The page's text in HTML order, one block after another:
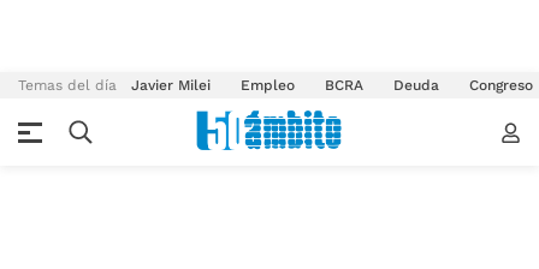
Temas del día Javier Milei Empleo BCRA Deuda Congreso